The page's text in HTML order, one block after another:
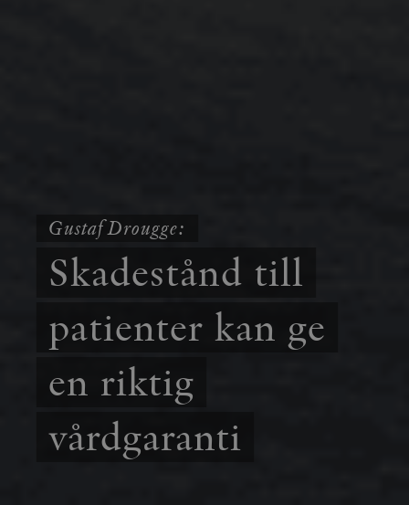
Gustaf Drougge:
Skadestånd till
patienter kan ge
en riktig
vårdgaranti